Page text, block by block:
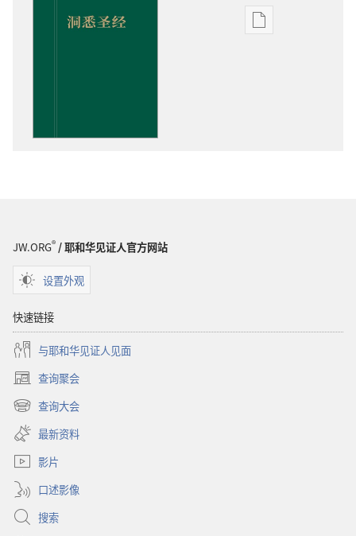
出
JW.ORG®/ 耶和华见证人官方网站
设置外观
快速链接
与耶和华见证人见面
查询聚会
（打
开
新
窗
口）
查询大会
（打
开
新
窗
最新资料
影片
口述影像
搜索